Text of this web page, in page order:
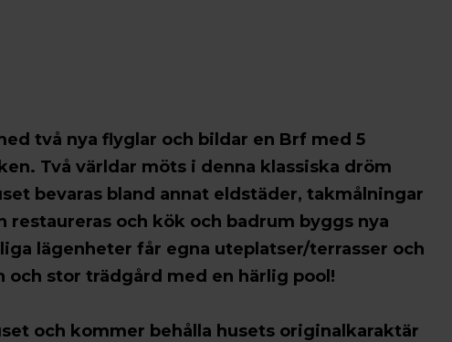
två nya flyglar och bildar en Brf med 5
Två världar möts i denna klassiska dröm
bevaras bland annat eldstäder, takmålningar
och kök och badrum byggs nya
lägenheter får egna uteplatser/terrasser och
stor trädgård med en härlig pool!
och kommer behålla husets originalkaraktär